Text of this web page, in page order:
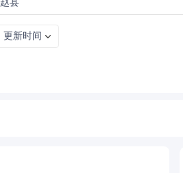
更新时间